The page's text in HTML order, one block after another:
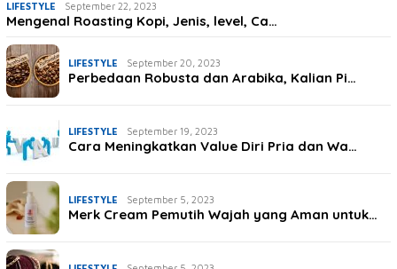
LIFESTYLE September 22, 2023
Mengenal Roasting Kopi, Jenis, level, Ca…
LIFESTYLE September 20, 2023
Perbedaan Robusta dan Arabika, Kalian Pi…
LIFESTYLE September 19, 2023
Cara Meningkatkan Value Diri Pria dan Wa…
LIFESTYLE September 5, 2023
Merk Cream Pemutih Wajah yang Aman untuk…